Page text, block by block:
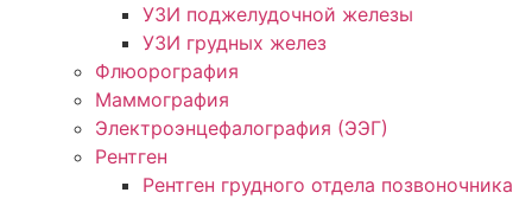
УЗИ поджелудочной железы
УЗИ грудных желез
Флюорография
Маммография
Электроэнцефалография (ЭЭГ)
Рентген
Рентген грудного отдела позвоночника